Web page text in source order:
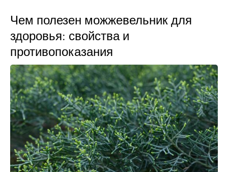
Чем полезен можжевельник для
здоровья: свойства и
противопоказания